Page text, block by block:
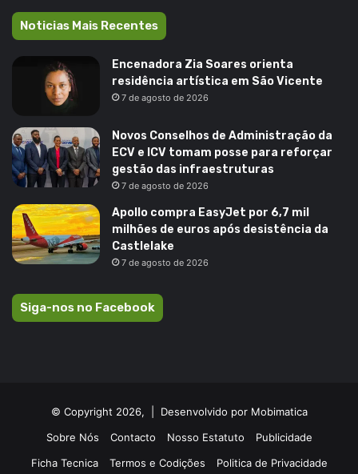
Noticias Mais Recentes
Encenadora Zia Soares orienta
residência artística em São Vicente
7 de agosto de 2026
Novos Conselhos de Administração da
ECV e ICV tomam posse para reforçar
gestão das infraestruturas
7 de agosto de 2026
Apollo compra EasyJet por 6,7 mil
milhões de euros após desistência da
Castlelake
7 de agosto de 2026
Siga-nos no Facebook
© Copyright 2026, | Desenvolvido por Mobimatica
Sobre Nós
Contacto Nosso Estatuto
Publicidade
Ficha Tecnica
Termos e Codições Politica de Privacidade